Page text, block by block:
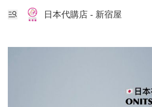
日本代購店 - 新宿屋